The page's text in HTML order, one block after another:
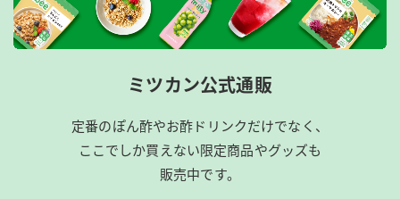
ミツカン公式通販
定番のぽん酢やお酢ドリンクだけでなく、
ここでしか買えない限定商品やグッズも
販売中です。